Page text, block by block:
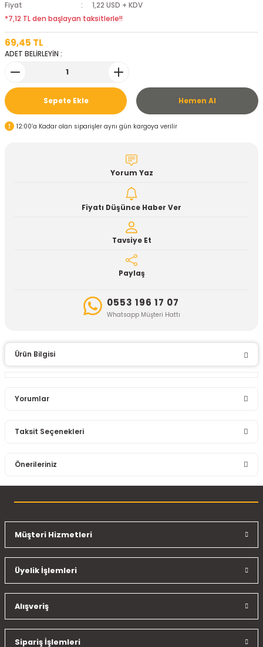
Fiyat
1,22 USD + KDV
*7,12 TL den başlayan taksitlerle!!
69,45 TL
ADET BELİRLEYİN :
Sepete Ekle Hemen Al
12:00’a Kadar olan siparişler aynı gün kargoya verilir
Yorum Yaz
Fiyatı Düşünce Haber Ver
Tavsiye Et
Paylaş
0553 196 17 07
Whatsapp Müşteri Hattı
Ürün Bilgisi
Yorumlar
Taksit Seçenekleri
Önerileriniz
konularda yetersiz gördüğünüz noktaları öneri formunu
Ürün resmi kalitesiz, bozuk veya görüntülenemiyor.
Ürün açıklamasında eksik bilgiler bulunuyor.
Ürün fiyatı diğer sitelerden daha pahalı.
Bu ürüne benzer farklı alternatifler olmalı.
Müşteri Hizmetleri
Üyelik İşlemleri
Alışveriş
Sipariş İşlemleri